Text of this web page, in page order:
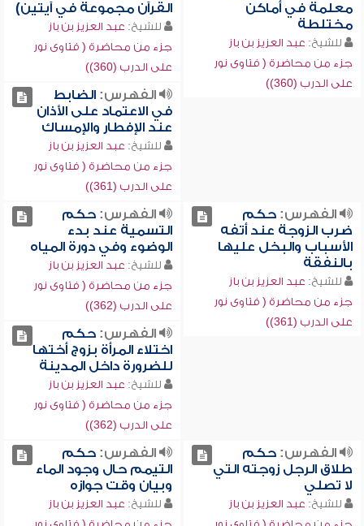
معلمة في أماكن
مختلطة
للشيخ: عبد العزيز بن باز
جزء من محاضرة ( فتاوى نور
على الدرب (360))
القرآن مجموعة في آيتين)
للشيخ: عبد العزيز بن باز
جزء من محاضرة ( فتاوى نور
على الدرب (360))
الفهرس:الضابط
في الاعتماد على الأذان
عند الإفطار والإمساك
للشيخ: عبد العزيز بن باز
جزء من محاضرة ( فتاوى نور
على الدرب (361))
الفهرس:حكم
ضرب الزوجة عند أتفه
الأسباب والبخل عليها
بالنفقة
للشيخ: عبد العزيز بن باز
جزء من محاضرة ( فتاوى نور
على الدرب (361))
الفهرس:حكم
التسمية عند بدء
الوضوء وفي دورة المياه
للشيخ: عبد العزيز بن باز
جزء من محاضرة ( فتاوى نور
على الدرب (362))
الفهرس:حكم
اختلاء المرأة بزوج أختها
للضرورة داخل المدينة
للشيخ: عبد العزيز بن باز
جزء من محاضرة ( فتاوى نور
على الدرب (362))
الفهرس:حكم
طلاق الرجل زوجته التي
لا تصلي
للشيخ: عبد العزيز بن باز
الفهرس:حكم
التيمم حال وجود الماء
وبيان وقت جوازه
للشيخ: عبد العزيز بن باز